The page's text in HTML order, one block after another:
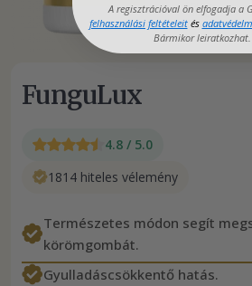
FunguLux
4.8 / 5.0
1814 hiteles vélemény
Természetes módon segít
körömgombát.
Gyulladáscsökkentő hatás.
A regisztrációval ön elfogadja a
felhasználási feltételeités
Bármikor leiratkozhat.